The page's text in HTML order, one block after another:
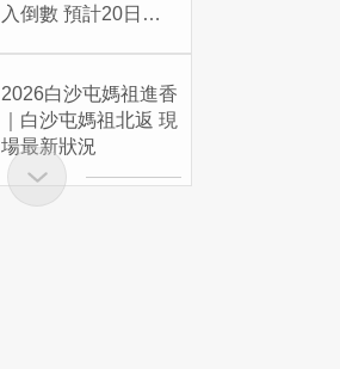
入倒數 預計20日回
2026白沙屯媽祖進香
｜白沙屯媽祖北返 現
場最新狀況